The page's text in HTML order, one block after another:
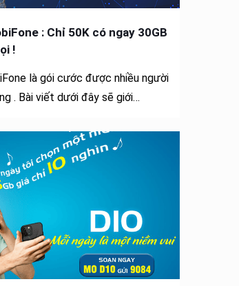
: Chỉ 50K có ngay 30GB
!
là gói cước được nhiều người
. Bài viết dưới đây sẽ giới…